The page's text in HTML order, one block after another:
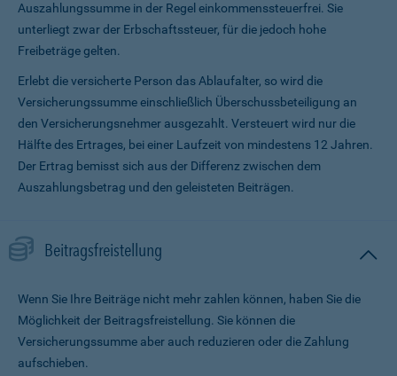
Auszahlungssumme in der Regel einkommenssteuerfrei. Sie
unterliegt zwar der Erbschaftssteuer, für die jedoch hohe
Freibeträge gelten.
Erlebt die versicherte Person das Ablaufalter, so wird die
Versicherungssumme ein­schließlich Überschussbeteiligung an
den Versicherungsnehmer ausgezahlt. Versteuert wird nur die
Hälfte des Ertrages, bei einer Laufzeit von mindestens 12 Jahren.
Der Ertrag bemisst sich aus der Differenz zwischen dem
Auszahlungsbetrag und den geleisteten Beiträgen.
Beitragsfreistellung
Wenn Sie Ihre Beiträge nicht mehr zahlen können, haben Sie die
Möglichkeit der Beitragsfreistellung. Sie können die
Versicherungssumme aber auch reduzieren oder die Zahlung
aufschieben.